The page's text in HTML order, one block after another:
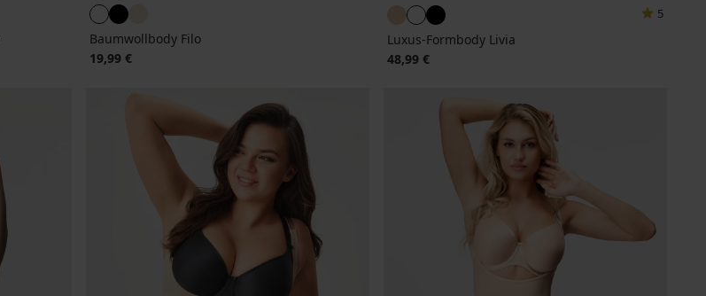
Baumwollbody Filo
19,99 €
5
Luxus-Formbody Livia
48,99 €